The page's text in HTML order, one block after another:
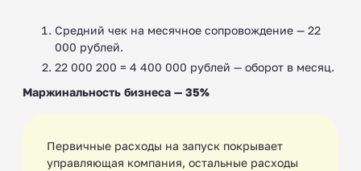
Средний чек на месячное сопровождение — 22
000 рублей.
22 000 200 = 4 400 000 рублей — оборот в месяц.
Маржинальность бизнеса — 35%
Первичные расходы на запуск покрывает
управляющая компания, остальные расходы